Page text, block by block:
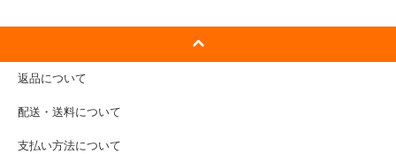
返品について
配送・送料について
支払い方法について